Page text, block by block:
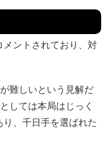
ントされており、対
難しいという見解だ
しては本局はじっく
、千日手を選ばれた